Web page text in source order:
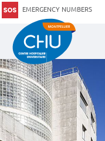
EMERGENCY NUMBERS